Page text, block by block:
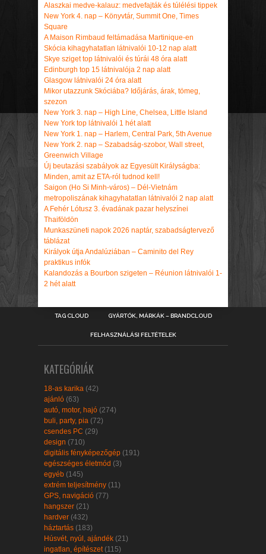
Alaszkai medve-kalauz: medvefajták és túlélési tippek
New York 4. nap – Könyvtár, Summit One, Times
Square
A Maison Rimbaud feltámadása Martinique-en
Skócia kihagyhatatlan látnivalói 10-12 nap alatt
Skye sziget top látnivalói és túrái 48 óra alatt
Edinburgh top 15 látnivalója 2 nap alatt
Glasgow látnivalói 24 óra alatt
Mikor utazzunk Skóciába? Időjárás, árak, tömeg,
szezon
New York 3. nap – High Line, Chelsea, Little Island
New York top látnivalói 1 hét alatt
New York 1. nap – Harlem, Central Park, 5th Avenue
New York 2. nap – Szabadság-szobor, Wall street,
Greenwich Village
Új beutazási szabályok az Egyesült Királyságba:
Minden, amit az ETA-ról tudnod kell!
Saigon (Ho Si Minh-város) – Dél-Vietnám
metropoliszának kihagyhatatlan látnivalói 2 nap alatt
A Fehér Lótusz 3. évadának pazar helyszínei
Thaiföldön
Munkaszüneti napok 2026 naptár, szabadságtervező
táblázat
Királyok útja Andalúziában – Caminito del Rey
praktikus infók
Kalandozás a Bourbon szigeten – Réunion látnivalói 1-
2 hét alatt
TAG CLOUD GYÁRTÓK, MÁRKÁK – BRANDCLOUD
FELHASZNÁLÁSI FELTÉTELEK
KATEGÓRIÁK
18-as karika (42)
ajánló (63)
autó, motor, hajó (274)
buli, party, pia (72)
csendes PC (29)
design (710)
digitális fényképezőgép (191)
egészséges életmód (3)
egyéb (145)
extrém teljesítmény (11)
GPS, navigáció (77)
hangszer (21)
hardver (432)
háztartás (183)
Húsvét, nyúl, ajándék (21)
ingatlan, építészet (115)